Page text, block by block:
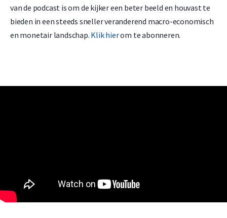
van de podcast is om de kijker een beter beeld en houvast te
bieden in een steeds sneller veranderend macro-economisch
en monetair landschap. Klik hierom te abonneren.